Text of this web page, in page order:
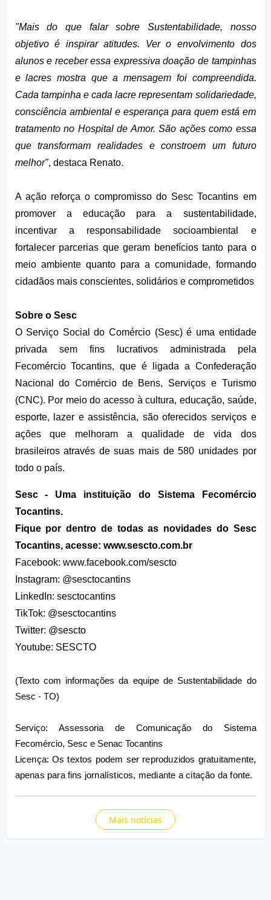
"Mais do que falar sobre Sustentabilidade, nosso
objetivo é inspirar atitudes. Ver o envolvimento dos
alunos e receber essa expressiva doação de tampinhas
e lacres mostra que a mensagem foi compreendida.
Cada tampinha e cada lacre representam solidariedade,
consciência ambiental e esperança para quem está em
tratamento no Hospital de Amor. São ações como essa
que transformam realidades e constroem um futuro
melhor", destaca Renato.
A ação reforça o compromisso do Sesc Tocantins em
promover a educação para a sustentabilidade,
incentivar a responsabilidade socioambiental e
fortalecer parcerias que geram benefícios tanto para o
meio ambiente quanto para a comunidade, formando
cidadãos mais conscientes, solidários e comprometidos
Sobre o Sesc
O Serviço Social do Comércio (Sesc) é uma entidade
privada sem fins lucrativos administrada pela
Fecomércio Tocantins, que é ligada a Confederação
Nacional do Comércio de Bens, Serviços e Turismo
(CNC). Por meio do acesso à cultura, educação, saúde,
esporte, lazer e assistência, são oferecidos serviços e
ações que melhoram a qualidade de vida dos
brasileiros através de suas mais de 580 unidades por
todo o país.
Sesc - Uma instituição do Sistema Fecomércio
Tocantins.
Fique por dentro de todas as novidades do Sesc
Tocantins, acesse: www.sescto.com.br
Facebook: www.facebook.com/sescto
Instagram: @sesctocantins
LinkedIn: sesctocantins
TikTok: @sesctocantins
Twitter: @sescto
Youtube: SESCTO
(Texto com informações da equipe de Sustentabilidade do
Sesc - TO)
Serviço: Assessoria de Comunicação do Sistema
Licença: Os textos podem ser reproduzidos gratuitamente,
apenas para fins jornalísticos, mediante a citação da fonte.
Mais notícias